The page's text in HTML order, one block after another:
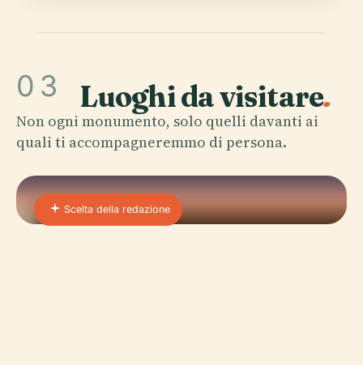
03 Luoghi da visitare.
Non ogni monumento, solo quelli davanti ai
quali ti accompagneremmo di persona.
Scelta della redazione